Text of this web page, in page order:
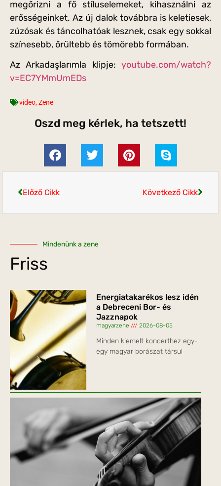
megőrizni a fő stíluselemeket, kihasználni az
erősségeinket. Az új dalok továbbra is keletiesek,
zúzósak és táncolhatóak lesznek, csak egy sokkal
színesebb, őrültebb és tömörebb formában.
Az Arkadaşlarımla klipje: youtube.com/watch?
v=EC7YMmUmEDs
video,Zene
Oszd meg kérlek, ha tetszett!
Előző Cikk Következő Cikk
Mindenünk a zene
Friss
Energiatakarékos lesz idén
a Debreceni Bor- és
Jazznapok
magyarzene 2026-08-05
Minden kiemelt koncerthez egy-
egy magyar borászat társul